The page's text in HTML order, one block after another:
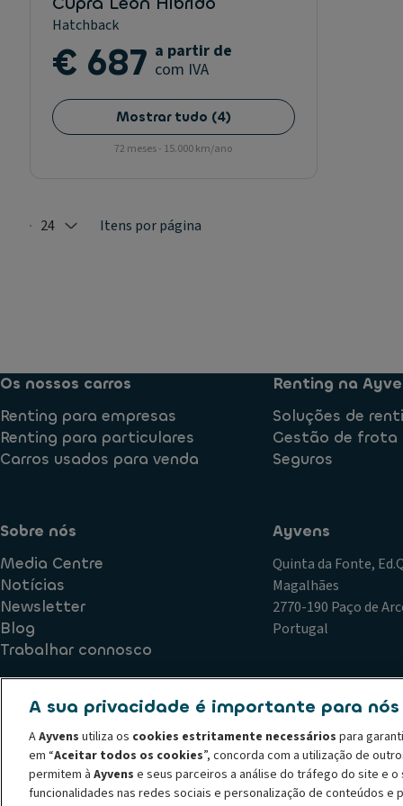
Hatchback
€ 687 a partir de
com IVA
Mostrar tudo (4)
72 meses - 15.000 km/ano
Selected: 24
24 Itens por página
Os nossos carros
Renting para empresas
Renting para particulares
Carros usados para venda
Renting na
Soluções de
Gestão de frota
Seguros
Sobre nós
Media Centre
Notícias
Newsletter
Blog
Trabalhar connosco
Ayvens
Quinta da Fonte,
Magalhães
2770-190 Paço de
Portugal
Política de Qualidade Plano de Prevenção de Riscos de
Declaração de privacidade
Termos de utilização Política
Código de conduta
Canal de denúncias Política de
© 2026 A ALD Automotive I LeasePlan revela o Grupo Ayvens, a sua
A sua privacidade é importante para nós
AAyvens utiliza os cookies estritamente necessários para
em “Aceitar todos os cookies”, concorda com a utilização de
permitem à Ayvens e seus parceiros a análise do tráfego do site e
funcionalidades nas redes sociais e personalização de conteúdos